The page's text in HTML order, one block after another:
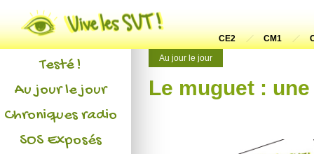
CE2 CM1
Au jour le jour
Le muguet :
Actualités
L'association
Testé !
Au jour le jour
Chroniques radio
SOS Exposés